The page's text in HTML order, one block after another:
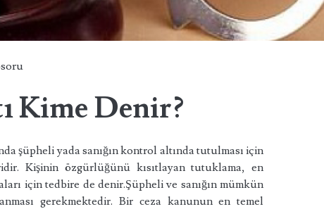
Kime Denir?
şüpheli yada sanığın kontrol altında tutulması için
Kişinin özgürlüğünü kısıtlayan tutuklama, en
için tedbire de denir.Şüpheli ve sanığın mümkün
gerekmektedir. Bir ceza kanunun en temel